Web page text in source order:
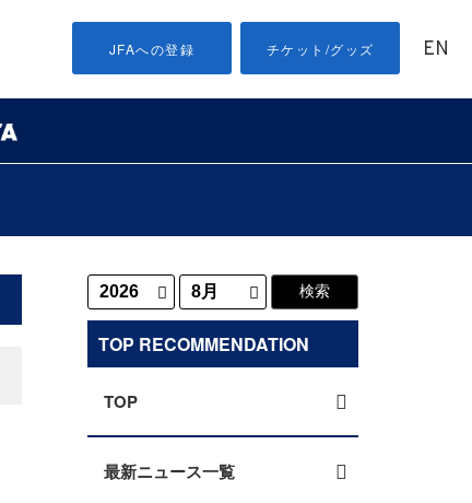
JFAへの登録 チケット/グッズ EN
TOP RECOMMENDATION
TOP
最新ニュース一覧